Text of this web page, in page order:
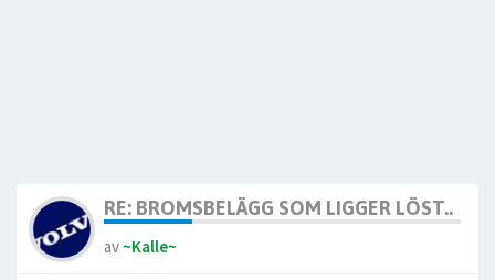
RE: BROMSBELÄGG SOM LIGGER LÖST..
av~Kalle~